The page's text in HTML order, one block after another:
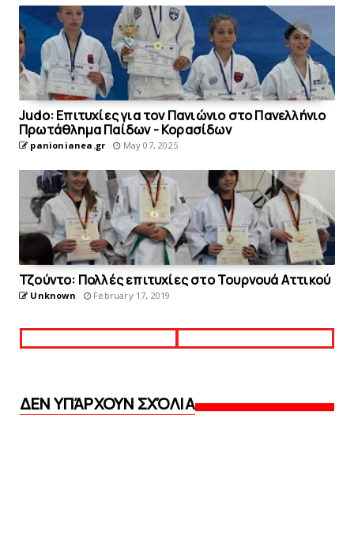
Judo: Επιτυχίες για τον Πανιώνιο στο Πανελλήνιο
Πρωτάθλημα Παίδων - Κορασίδων
panionianea.gr May 07, 2025
Τζούντο: Πολλές επιτυχίες στο Τουρνουά Αττικού
Unknown February 17, 2019
ΔΕΝ ΥΠΆΡΧΟΥΝ ΣΧΌΛΙΑ